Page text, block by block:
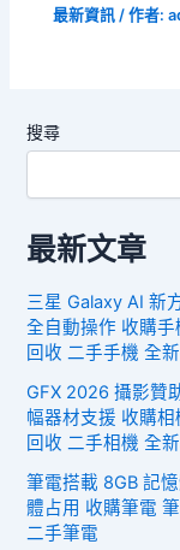
最新資訊 / 作者:
搜尋
最新文章
三星 Galaxy AI 新
全自動操作 收購
回收 二手手機 全
GFX 2026 攝影贊
幅器材支援 收購
回收 二手相機 全
筆電搭載 8GB 記
體占用 收購筆電
二手筆電